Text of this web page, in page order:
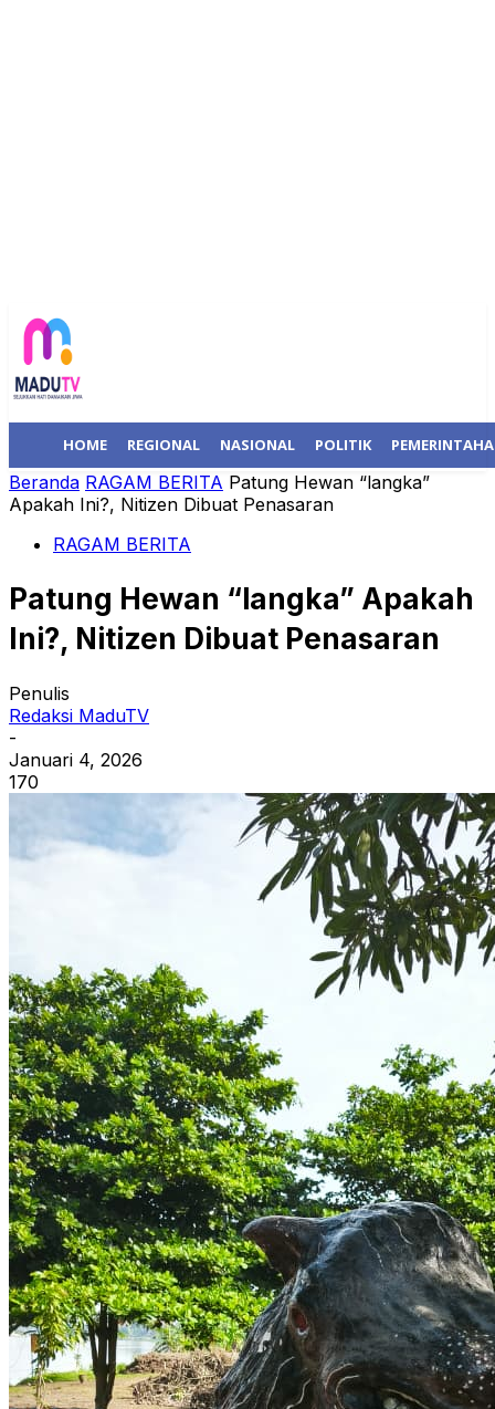
HOME REGIONAL NASIONAL POLITIK
Beranda RAGAM BERITA Patung Hewan “langka”
Apakah Ini?, Nitizen Dibuat Penasaran
RAGAM BERITA
Patung Hewan “langka” Apakah
Ini?, Nitizen Dibuat Penasaran
Penulis
Redaksi MaduTV
-
Januari 4, 2026
170